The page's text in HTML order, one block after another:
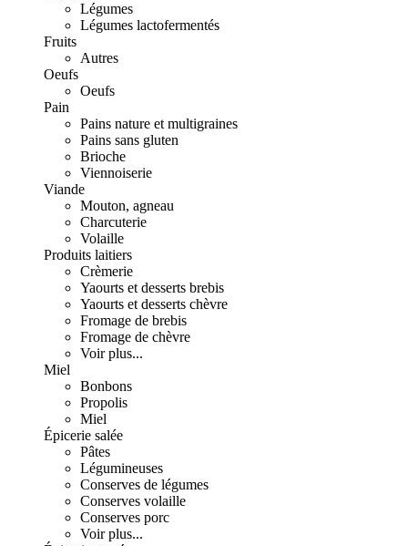
Légumes
Légumes lactofermentés
Fruits
Autres
Oeufs
Oeufs
Pain
Pains nature et multigraines
Pains sans gluten
Brioche
Viennoiserie
Viande
Mouton, agneau
Charcuterie
Volaille
Produits laitiers
Crèmerie
Yaourts et desserts brebis
Yaourts et desserts chèvre
Fromage de brebis
Fromage de chèvre
Voir plus...
Miel
Bonbons
Propolis
Miel
Épicerie salée
Pâtes
Légumineuses
Conserves de légumes
Conserves volaille
Conserves porc
Voir plus...